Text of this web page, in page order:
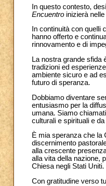
In questo contesto,
Encuentro inizierà
In continuità con quelli
hanno offerto e
rinnovamento e di
La nostra grande sfida
tradizioni ed
ambiente sicuro e ad
futuro di speranza.
Dobbiamo diventare
entusiasmo per la
umana. Siamo
culturali e spirituali e
È mia speranza che la
discernimento
alla crescente
alla vita della nazione,
Chiesa negli Stati Uniti.
Con gratitudine verso